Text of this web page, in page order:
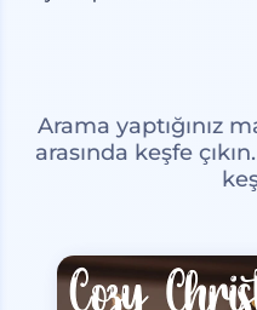
Arama yaptığınız
arasında keşfe